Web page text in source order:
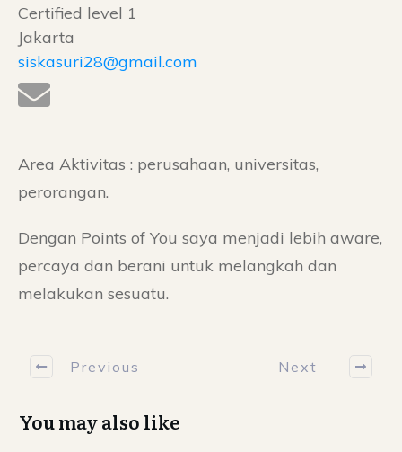
Certified level 1
Jakarta
siskasuri28@gmail.com
Area Aktivitas : perusahaan, universitas,
perorangan.
Dengan Points of You saya menjadi lebih aware,
percaya dan berani untuk melangkah dan
melakukan sesuatu.
Previous Next
You may also like